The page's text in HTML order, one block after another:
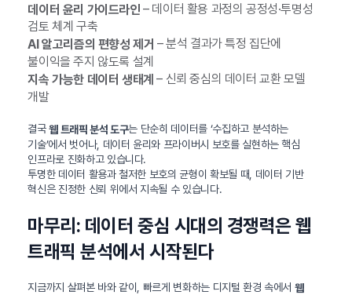
데이터 윤리 가이드라인 – 데이터 활용 과정의 공정성·투명성
검토 체계 구축
AI 알고리즘의 편향성 제거 – 분석 결과가 특정 집단에
불이익을 주지 않도록 설계
지속 가능한 데이터 생태계 – 신뢰 중심의 데이터 교환 모델
개발
결국웹 트래픽 분석 도구는 단순히 데이터를 ‘수집하고 분석하는
기술’에서 벗어나, 데이터 윤리와 프라이버시 보호를 실현하는 핵심
인프라로 진화하고 있습니다.
투명한 데이터 활용과 철저한 보호의 균형이 확보될 때, 데이터 기반
혁신은 진정한 신뢰 위에서 지속될 수 있습니다.
마무리: 데이터 중심 시대의 경쟁력은 웹
트래픽 분석에서 시작된다
지금까지 살펴본 바와 같이, 빠르게 변화하는 디지털 환경 속에서 웹